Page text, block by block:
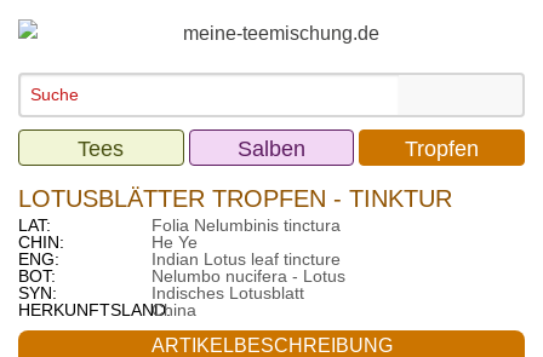
Tees Salben Tropfen
LOTUSBLÄTTER TROPFEN - TINKTUR
LAT:
Folia Nelumbinis tinctura
CHIN:
He Ye
ENG:
Indian Lotus leaf tincture
BOT:
Nelumbo nucifera - Lotus
SYN:
Indisches Lotusblatt
HERKUNFTSLAND:China
ARTIKELBESCHREIBUNG